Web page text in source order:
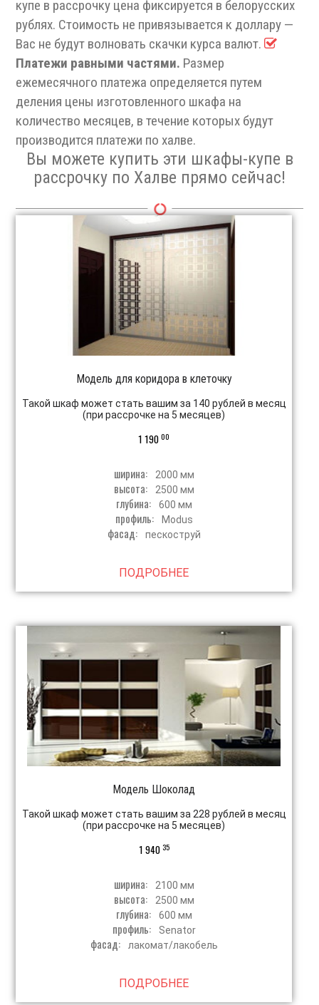
купе в рассрочку цена фиксируется в белорусских
рублях. Стоимость не привязывается к доллару —
Вас не будут волновать скачки курса валют.
Платежи равными частями. Размер
ежемесячного платежа определяется путем
деления цены изготовленного шкафа на
количество месяцев, в течение которых будут
производится платежи по халве.
Вы можете купить эти шкафы-купе в
рассрочку по Халве прямо сейчас!
Модель для коридора в клеточку
Такой шкаф может стать вашим за 140 рублей в месяц
(при рассрочке на 5 месяцев)
1 19000
ширина: 2000 мм
высота: 2500 мм
глубина: 600 мм
профиль: Modus
фасад: пескоструй
ПОДРОБНЕЕ
Модель Шоколад
Такой шкаф может стать вашим за 228 рублей в месяц
(при рассрочке на 5 месяцев)
1 940 35
ширина: 2100 мм
высота: 2500 мм
глубина: 600 мм
профиль: Senator
фасад: лакомат/лакобель
ПОДРОБНЕЕ